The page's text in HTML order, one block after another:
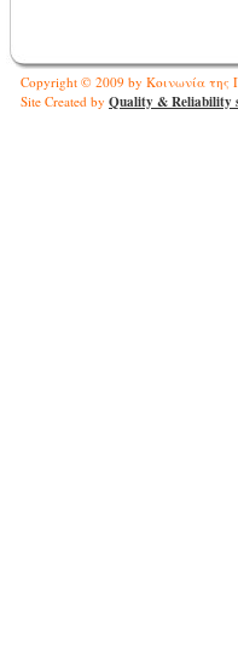
Copyright © 2009 by Κοινωνία της
Site Created by Quality & Reliability